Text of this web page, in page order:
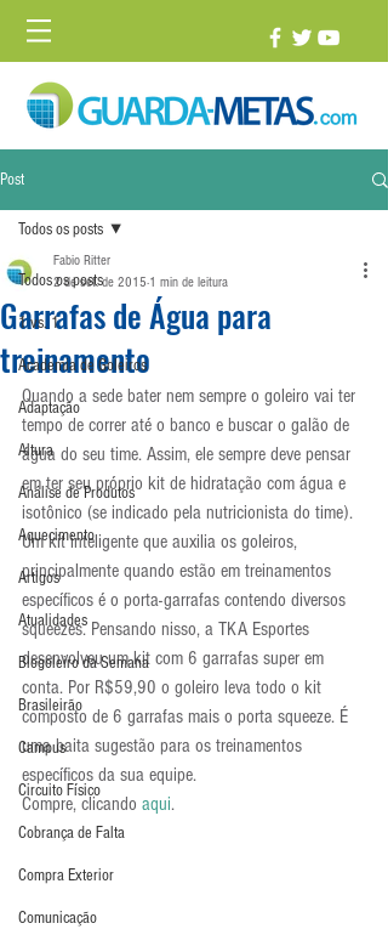
Post
Todos os posts
1 vs. 1
Academia de Goleiros
Adaptação
Altura
Análise de Produtos
Aquecimento
Artigos
Atualidades
Blogoleiro da Semana
Brasileirão
Campus
Circuito Físico
Cobrança de Falta
Compra Exterior
Comunicação
Todos os posts
Garrafas de Água para
treinamento
Fabio Ritter
2 de set. de 2015 1 min de leitura
Quando a sede bater nem sempre o goleiro vai ter
tempo de correr até o banco e buscar o galão de
água do seu time. Assim, ele sempre deve pensar
em ter seu próprio kit de hidratação com água e
isotônico (se indicado pela nutricionista do time).
Um kit inteligente que auxilia os goleiros,
principalmente quando estão em treinamentos
específicos é o porta-garrafas contendo diversos
squeezes. Pensando nisso, a TKA Esportes
desenvolveu um kit com 6 garrafas super em
conta. Por R$59,90 o goleiro leva todo o kit
composto de 6 garrafas mais o porta squeeze. É
uma baita sugestão para os treinamentos
específicos da sua equipe.
Compre, clicando aqui.